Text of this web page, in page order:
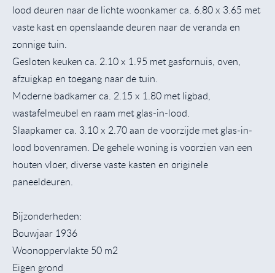
lood deuren naar de lichte woonkamer ca. 6.80 x 3.65 met
vaste kast en openslaande deuren naar de veranda en
zonnige tuin.
Gesloten keuken ca. 2.10 x 1.95 met gasfornuis, oven,
afzuigkap en toegang naar de tuin.
Moderne badkamer ca. 2.15 x 1.80 met ligbad,
wastafelmeubel en raam met glas-in-lood.
Slaapkamer ca. 3.10 x 2.70 aan de voorzijde met glas-in-
lood bovenramen. De gehele woning is voorzien van een
houten vloer, diverse vaste kasten en originele
paneeldeuren.
Bijzonderheden:
Bouwjaar 1936
Woonoppervlakte 50 m2
Eigen grond